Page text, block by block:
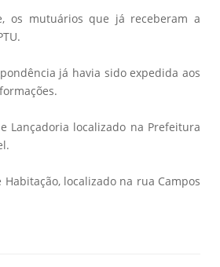
os mutuários que já receberam a
já havia sido expedida aos
Lançadoria localizado na Prefeitura
localizado na rua Campos